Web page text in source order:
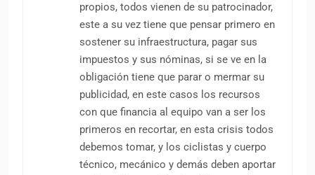
propios, todos vienen de su patrocinador,
este a su vez tiene que pensar primero en
sostener su infraestructura, pagar sus
impuestos y sus nóminas, si se ve en la
obligación tiene que parar o mermar su
publicidad, en este casos los recursos
con que financia al equipo van a ser los
primeros en recortar, en esta crisis todos
debemos tomar, y los ciclistas y cuerpo
técnico, mecánico y demás deben aportar